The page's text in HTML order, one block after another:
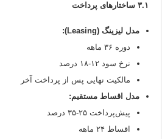
۳.۱ ساختارهای پرداخت
مدل لیزینگ (Leasing):
دوره ۳۶ ماهه
نرخ سود ۱۲-۱۸ درصد
مالکیت نهایی پس از پرداخت آخر
مدل اقساط مستقیم:
پیش‌پرداخت ۲۵-۳۵ درصد
اقساط ۲۴ ماهه